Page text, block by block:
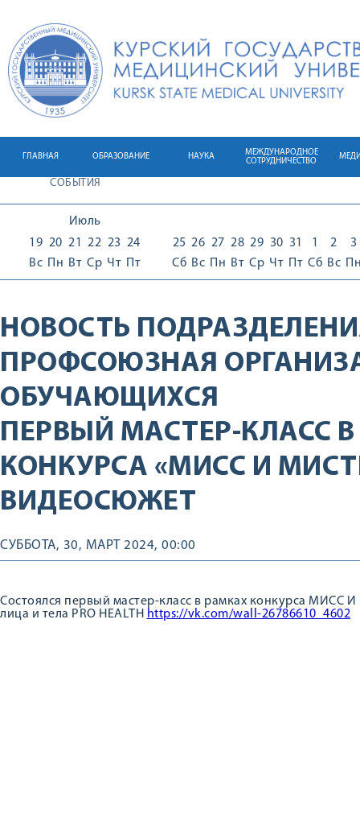
ГЛАВНАЯ ОБРАЗОВАНИЕ НАУКА
МЕЖДУНАРОДНОЕ
СОТРУДНИЧЕСТВО
СОБЫТИЯ
Июль
19
Вс
20
Пн
21
Вт
22
Ср
23
Чт
24
Пт
25
Сб
26
Вс
27
Пн
28
Вт
29
Ср
30
Чт
31
Пт
1
Сб
2
Вс
3
НОВОСТЬ
ПРОФСОЮЗНАЯ
ОБУЧАЮЩИХСЯ
ПЕРВЫЙ МАСТЕР-КЛАСС
КОНКУРСА «МИСС И
ВИДЕОСЮЖЕТ
СУББОТА, 30, МАРТ 2024, 00:00
Состоялся первый мастер-класс в рамках конкурса МИСС
лица и тела PRO HEALTH https://vk.com/wall-26786610_4602